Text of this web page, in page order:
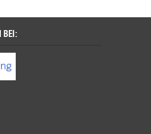
BEI: